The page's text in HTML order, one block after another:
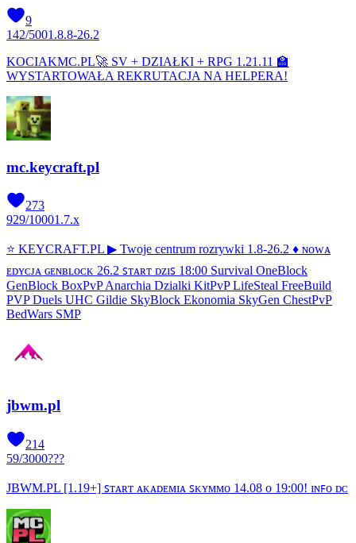
9
142/5001.8.8-26.2
KOCIAKMC.PL🚀 SV + DZIAŁKI + RPG 1.21.11 🏫
WYSTARTOWAŁA REKRUTACJA NA HELPERA!
mc.keycraft.pl
273
929/10001.7.x
⭐ KEYCRAFT.PL ▶ Twoje centrum rozrywki 1.8-26.2 ♦ ɴᴏᴡᴀ
ᴇᴅʏᴄᴊᴀ ɢᴇɴʙʟᴏᴄᴋ 26.2 ꜱᴛᴀʀᴛ ᴅᴢɪꜱ 18:00 Survival OneBlock
GenBlock BoxPvP Anarchia Dzialki KitPvP LifeSteal FreeBuild
PVP Duels UHC Gildie SkyBlock Ekonomia SkyGen ChestPvP
BedWars SMP
jbwm.pl
214
59/3000???
JBWM.PL [1.19+] ꜱᴛᴀʀᴛ ᴀᴋᴀᴅᴇᴍɪᴀ ꜱᴋʏᴍᴍᴏ 14.08 ᴏ 19:00! ɪɴꜰᴏ ᴅᴄ